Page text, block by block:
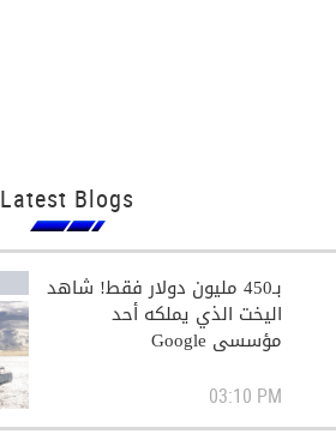
Latest Blogs
بـ450 مليون دولار فقط! شاهد
اليخت الذي يملكه أحد
مؤسسي Google
03:10 PM